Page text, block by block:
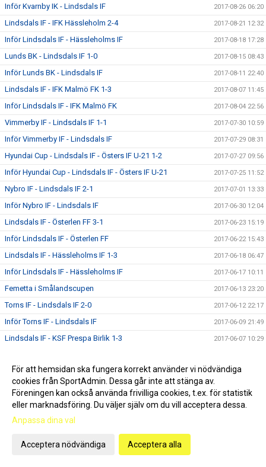
Inför Kvarnby IK - Lindsdals IF 2017-08-26 06:20
Lindsdals IF - IFK Hässleholm 2-4 2017-08-21 12:32
Inför Lindsdals IF - Hässleholms IF 2017-08-18 17:28
Lunds BK - Lindsdals IF 1-0 2017-08-15 08:43
Inför Lunds BK - Lindsdals IF 2017-08-11 22:40
Lindsdals IF - IFK Malmö FK 1-3 2017-08-07 11:45
Inför Lindsdals IF - IFK Malmö FK 2017-08-04 22:56
Vimmerby IF - Lindsdals IF 1-1 2017-07-30 10:59
Inför Vimmerby IF - Lindsdals IF 2017-07-29 08:31
Hyundai Cup - Lindsdals IF - Östers IF U-21 1-2 2017-07-27 09:56
Inför Hyundai Cup - Lindsdals IF - Östers IF U-21 2017-07-25 11:52
Nybro IF - Lindsdals IF 2-1 2017-07-01 13:33
Inför Nybro IF - Lindsdals IF 2017-06-30 12:04
Lindsdals IF - Österlen FF 3-1 2017-06-23 15:19
Inför Lindsdals IF - Österlen FF 2017-06-22 15:43
Lindsdals IF - Hässleholms IF 1-3 2017-06-18 06:47
Inför Lindsdals IF - Hässleholms IF 2017-06-17 10:11
Femetta i Smålandscupen 2017-06-13 23:20
Torns IF - Lindsdals IF 2-0 2017-06-12 22:17
Inför Torns IF - Lindsdals IF 2017-06-09 21:49
Lindsdals IF - KSF Prespa Birlik 1-3 2017-06-07 10:29
Asarums IF FK - Lindsdals IF 0-1 2017-05-31 14:47
Inför Asarums IF FK - Lindsdals IF 2017-05-29 12:14
Lindsdals IF - Räppe GoIF 0-2 2017-05-26 08:38
Inför Lindsdals IF - Räppe GoIF
För att hemsidan ska fungera korrekt använder vi nödvändiga
cookies från SportAdmin. Dessa går inte att stänga av.
Föreningen kan också använda frivilliga cookies, t.ex. för statistik
eller marknadsföring. Du väljer själv om du vill acceptera dessa.
Anpassa dina val
Acceptera nödvändiga Acceptera alla